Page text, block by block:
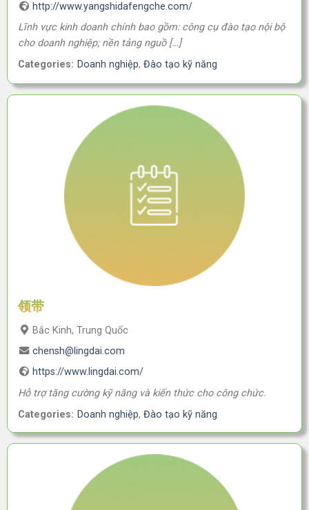
http://www.yangshidafengche.com/
Lĩnh vực kinh doanh chính bao gồm: công cụ đào tạo nội bộ
cho doanh nghiệp; nền tảng nguồ […]
Categories: Doanh nghiệp, Đào tạo kỹ năng
领带
Bắc Kinh, Trung Quốc
chensh@lingdai.com
https://www.lingdai.com/
Hỗ trợ tăng cường kỹ năng và kiến thức cho công chức.
Categories: Doanh nghiệp, Đào tạo kỹ năng